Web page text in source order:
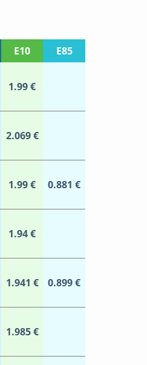
E10
E85
1.99 €
2.069 €
1.99 € 0.881 €
1.94 €
1.941 € 0.899 €
1.985 €